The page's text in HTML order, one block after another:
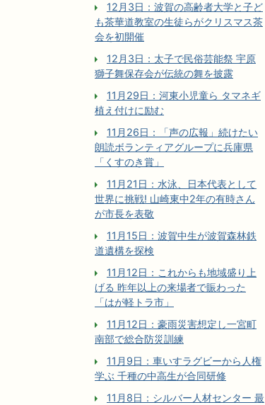
12月3日：波賀の高齢者大学と子ど
も茶華道教室の生徒らがクリスマス茶
会を初開催
12月3日：太子で民俗芸能祭 宇原
獅子舞保存会が伝統の舞を披露
11月29日：河東小児童ら タマネギ
植え付けに励む
11月26日：「声の広報」続けたい
朗読ボランティアグループに兵庫県
「くすのき賞」
11月21日：水泳、日本代表として
世界に挑戦! 山崎東中2年の有時さん
が市長を表敬
11月15日：波賀中生が波賀森林鉄
道遺構を探検
11月12日：これからも地域盛り上
げる 昨年以上の来場者で賑わった
「はが軽トラ市」
11月12日：豪雨災害想定し一宮町
南部で総合防災訓練
11月9日：車いすラグビーから人権
学ぶ 千種の中高生が合同研修
11月8日：シルバー人材センター 最